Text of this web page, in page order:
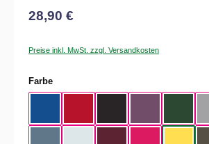
28,90 €
Preise inkl. MwSt. zzgl. Versandkosten
Farbeauswählen